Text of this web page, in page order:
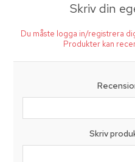
Skriv din
Du måste logga in/registrera
Produkter kan
Skriv